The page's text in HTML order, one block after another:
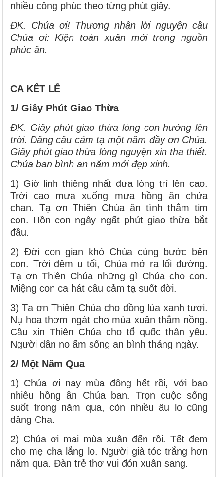
nhiều công phúc theo từng phút giây.
ĐK. Chúa ơi! Thương nhận lời nguyện cầu
Chúa ơi: Kiện toàn xuân mới trong nguồn
phúc ân.
CA KẾT LỄ
1/ Giây Phút Giao Thừa
ĐK. Giây phút giao thừa lòng con hướng lên
trời. Dâng câu cảm tạ một năm đầy ơn Chúa.
Giây phút giao thừa lòng nguyện xin tha thiết.
Chúa ban bình an năm mới đẹp xinh.
1) Giờ linh thiêng nhất đưa lòng trí lên cao.
Trời cao mưa xuống mưa hồng ân chứa
chan. Tạ ơn Thiên Chúa ân tình thắm tim
con. Hồn con ngây ngất phút giao thừa bắt
đầu.
2) Đời con gian khó Chúa cùng bước bên
con. Trời đêm u tối, Chúa mở ra lối đường.
Tạ ơn Thiên Chúa những gì Chúa cho con.
Miệng con ca hát câu cảm tạ suốt đời.
3) Tạ ơn Thiên Chúa cho đồng lúa xanh tươi.
Nụ hoa thơm ngát cho mùa xuân thắm nồng.
Cầu xin Thiên Chúa cho tổ quốc thân yêu.
Người dân no ấm sống an bình tháng ngày.
2/ Một Năm Qua
1) Chúa ơi nay mùa đông hết rồi, với bao
nhiêu hồng ân Chúa ban. Trọn cuộc sống
suốt trong năm qua, còn nhiều âu lo cũng
dâng Cha.
2) Chúa ơi mai mùa xuân đến rồi. Tết đem
cho mẹ cha lắng lo. Người già tóc trắng hơn
năm qua. Đàn trẻ thơ vui đón xuân sang.